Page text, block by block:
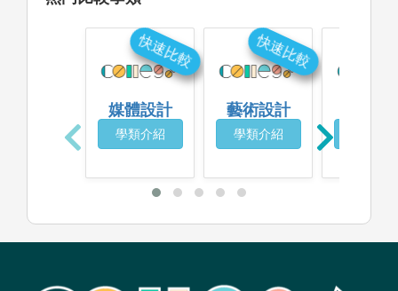
媒體設計
學類介紹
快速比較
藝術設計
學類介紹
快速比較